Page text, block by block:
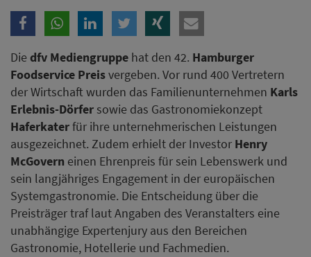
Die dfv Mediengruppe hat den 42. Hamburger
Foodservice Preisvergeben. Vor rund 400 Vertretern
der Wirtschaft wurden das Familienunternehmen Karls
Erlebnis-Dörfer sowie das Gastronomiekonzept
Haferkaterfür ihre unternehmerischen Leistungen
ausgezeichnet. Zudem erhielt der Investor Henry
McGovern einen Ehrenpreis für sein Lebenswerk und
sein langjähriges Engagement in der europäischen
Systemgastronomie. Die Entscheidung über die
Preisträger traf laut Angaben des Veranstalters eine
unabhängige Expertenjury aus den Bereichen
Gastronomie, Hotellerie und Fachmedien.